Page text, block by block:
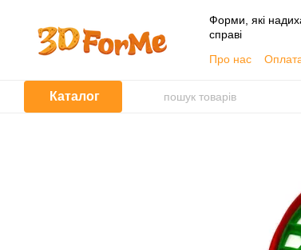
Форми, які
справі
Про нас
Угода
Каталог